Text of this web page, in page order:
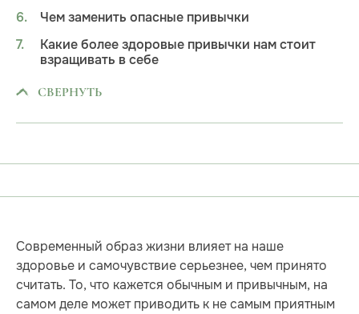
Чем заменить опасные привычки
Какие более здоровые привычки нам стоит
взращивать в себе
СВЕРНУТЬ
Современный образ жизни влияет на наше
здоровье и самочувствие серьезнее, чем принято
считать. То, что кажется обычным и привычным, на
самом деле может приводить к не самым приятным